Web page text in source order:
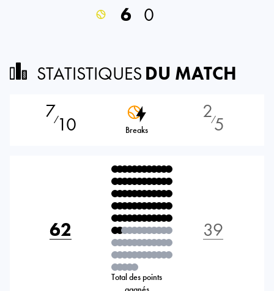
6 0
STATISTIQUES DU MATCH
7⁄10 Breaks
2⁄5
62
Total des points
39